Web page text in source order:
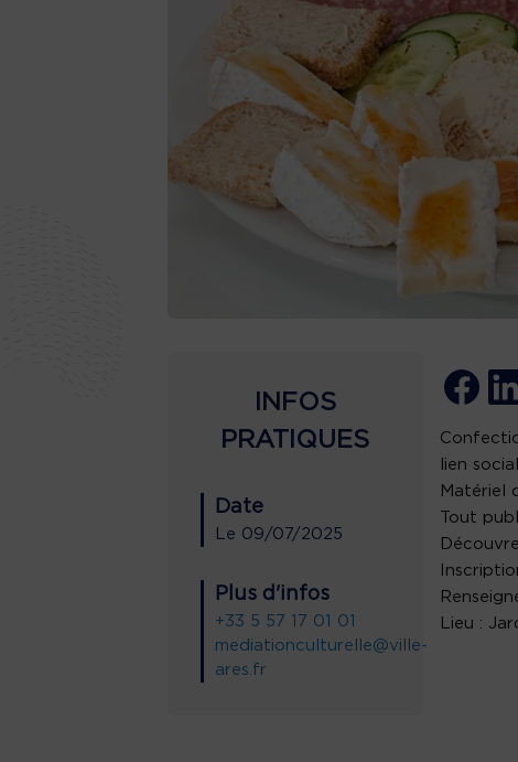
INFOS
PRATIQUES
Date
Le 09/07/2025
Plus d'infos
+33 5 57 17 01 01
mediationculturelle@ville-
ares.fr
lien
Matériel
Tout
Lieu :